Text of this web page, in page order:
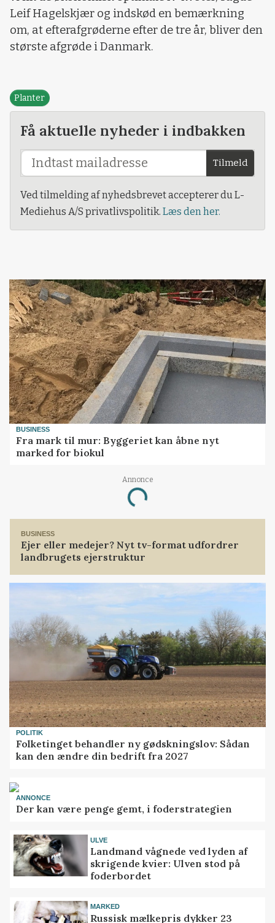
Leif Hagelskjær og indskød en bemærkning
om, at efterafgrøderne efter de tre år, bliver den
største afgrøde i Danmark.
Planter
Få aktuelle nyheder i indbakken
Tilmeld
Ved tilmelding af nyhedsbrevet accepterer du L-
Mediehus A/S privatlivspolitik. Læs den her.
BUSINESS
Fra mark til mur: Byggeriet kan åbne nyt
marked for biokul
Annonce
Loading...
BUSINESS
Ejer eller medejer? Nyt tv-format udfordrer
landbrugets ejerstruktur
POLITIK
Folketinget behandler ny gødskningslov: Sådan
kan den ændre din bedrift fra 2027
ANNONCE
Der kan være penge gemt, i foderstrategien
ULVE
Landmand vågnede ved lyden af
skrigende kvier: Ulven stod på
foderbordet
MARKED
Russisk mælkepris dykker 23